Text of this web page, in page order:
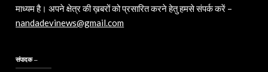
माध्यम है। अपने क्षेत्र की ख़बरों को प्रसारित करने हेतु हमसे संपर्क करें –
nandadevinews@gmail.com
संपादक –